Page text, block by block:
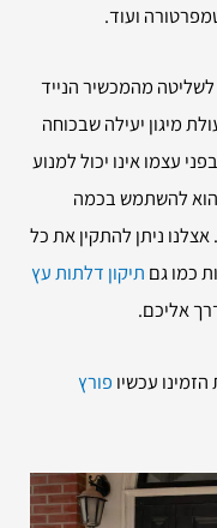
ועוד.
מהמכשיר הנייד
מיגון יעילה שבכוחה
עצמו אינו יכול למנוע
הוא להשתמש בכמה
ניתן להתקין את כל
כמו גם תיקון דלתות עץ
אליכם.
עכשיו פורץ